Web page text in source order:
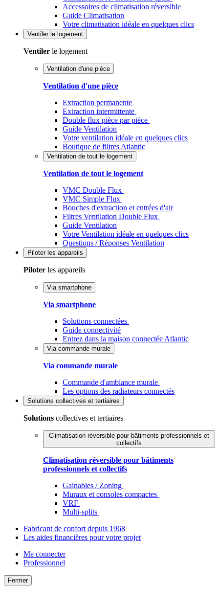
Accessoires de climatisation réversible
Guide Climatisation
Votre climatisation idéale en quelques clics
Ventiler le logement
Ventiler le logement
Ventilation d'une pièce
Ventilation d'une pièce
Extraction permanente
Extraction intermittente
Double flux pièce par pièce
Guide Ventilation
Votre ventilation idéale en quelques clics
Boutique de filtres Atlantic
Ventilation de tout le logement
Ventilation de tout le logement
VMC Double Flux
VMC Simple Flux
Bouches d'extraction et entrées d'air
Filtres Ventilation Double Flux
Guide Ventilation
Votre Ventilation idéale en quelques clics
Questions / Réponses Ventilation
Piloter les appareils
Piloter les appareils
Via smartphone
Via smartphone
Solutions connectées
Guide connectivité
Entrez dans la maison connectée Atlantic
Via commande murale
Via commande murale
Commande d'ambiance murale
Les options des radiateurs connectés
Solutions collectives et tertiaires
Solutions collectives et tertiaires
Climatisation réversible pour bâtiments professionnels et
collectifs
Climatisation réversible pour bâtiments
professionnels et collectifs
Gainables / Zoning
Muraux et consoles compactes
VRF
Multi-splits
Fabricant de confort depuis 1968
Les aides financières pour votre projet
Me connecter
Professionnel
Fermer